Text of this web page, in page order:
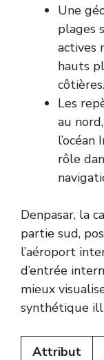
Une
plages
actives
hauts
côtières.
Les
au
rôle
Denpasar, la
partie sud,
l’aéroport
d’entrée
mieux
synthétique
Attribut